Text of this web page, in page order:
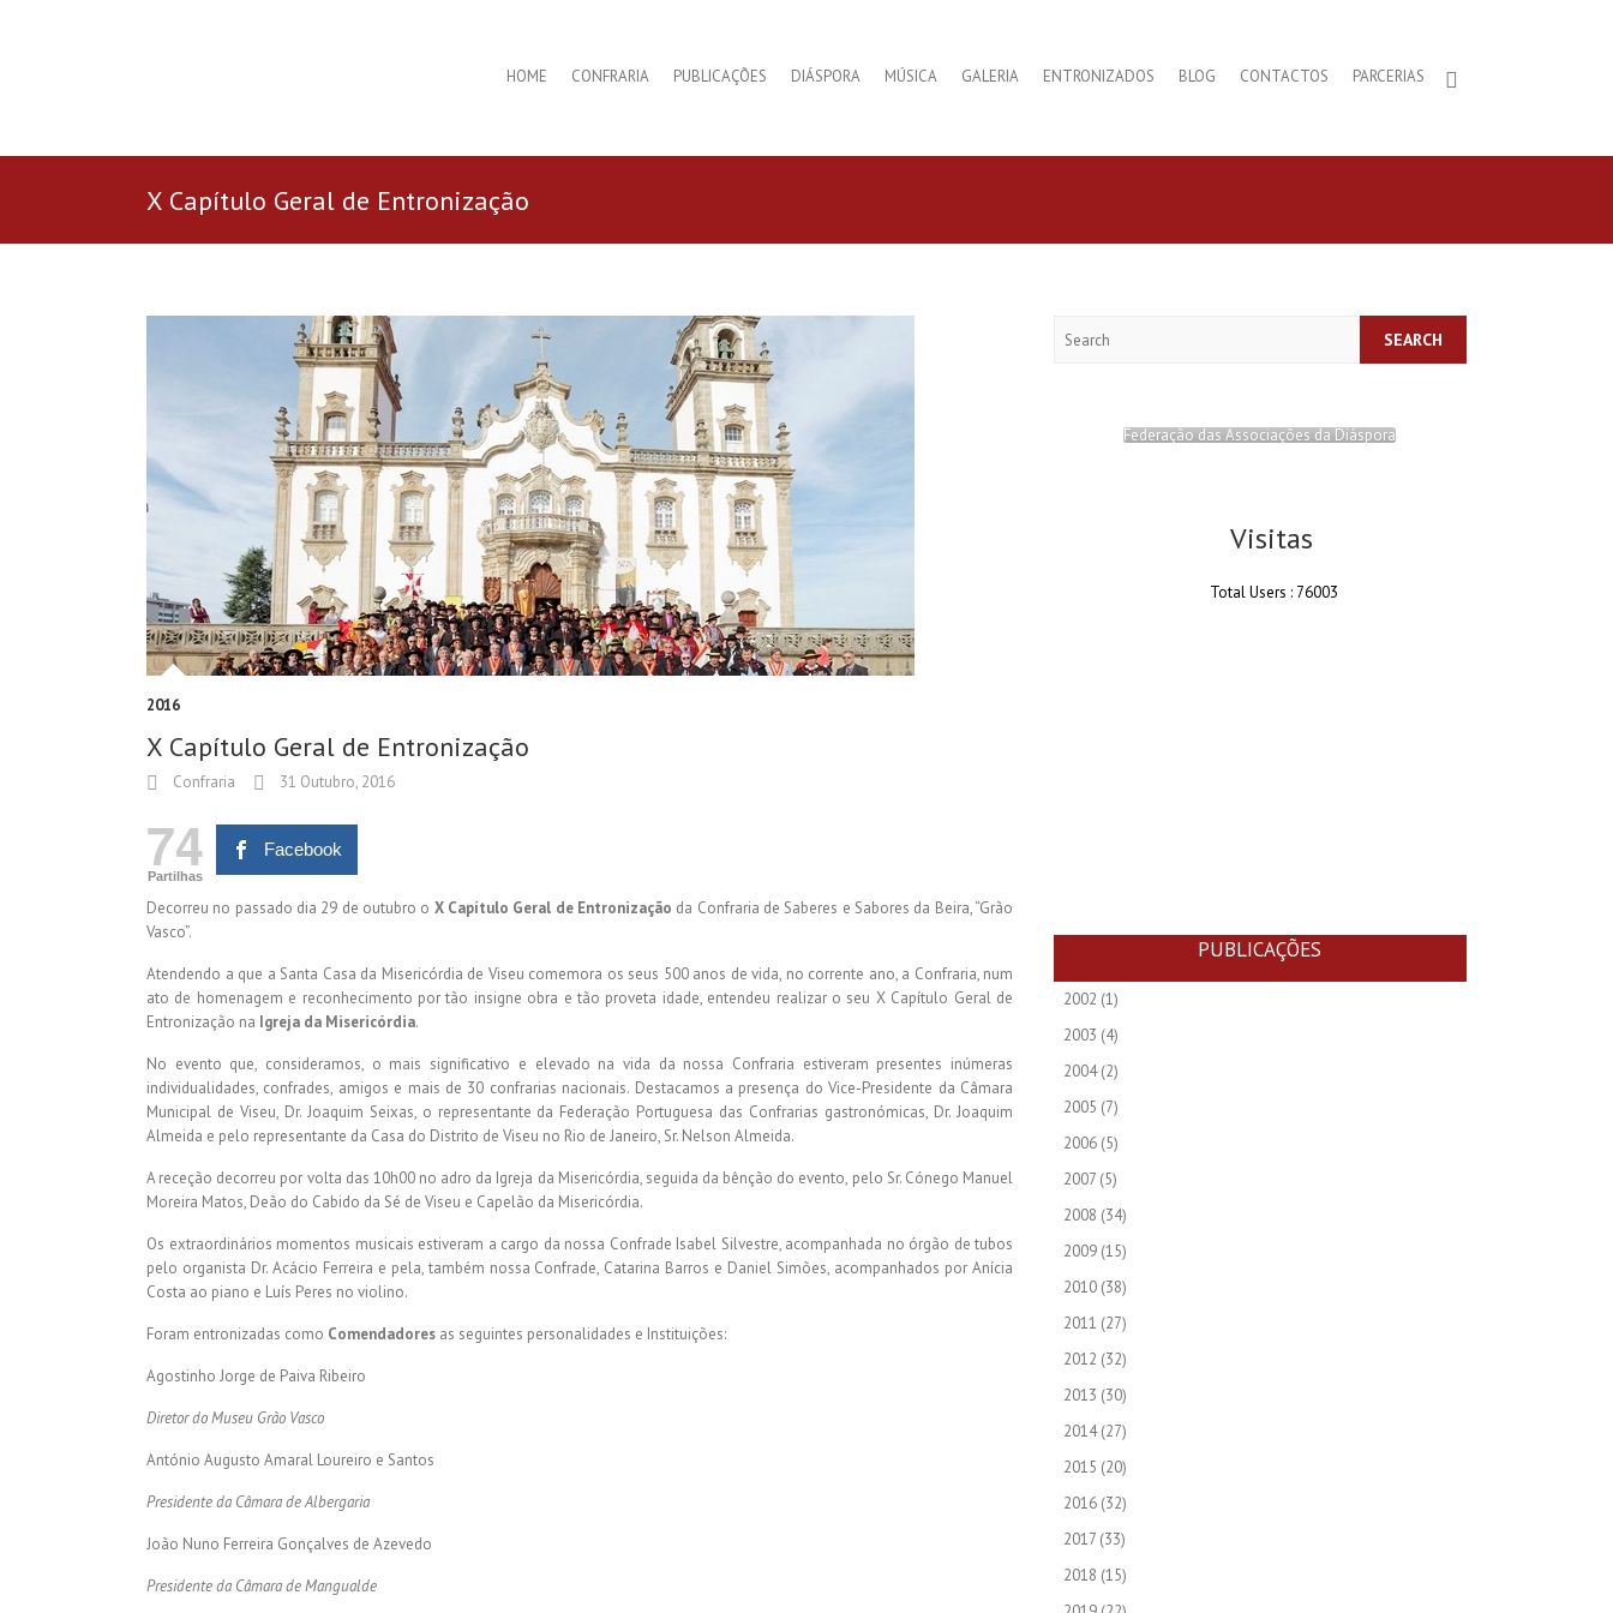
HOME CONFRARIA PUBLICAÇÕES DIÁSPORA MÚSICA GALERIA ENTRONIZADOS BLOG CONTACTOS PARCERIAS
X Capítulo Geral de Entronização
2016
X Capítulo Geral de Entronização
Confraria 31 Outubro, 2016
74
Partilhas
Facebook
Decorreu no passado dia 29 de outubro o X Capítulo Geral de Entronização da Confraria de Saberes e Sabores da Beira, “Grão
Vasco”.
Atendendo a que a Santa Casa da Misericórdia de Viseu comemora os seus 500 anos de vida, no corrente ano, a Confraria, num
ato de homenagem e reconhecimento por tão insigne obra e tão proveta idade, entendeu realizar o seu X Capítulo Geral de
Entronização na Igreja da Misericórdia.
No evento que, consideramos, o mais significativo e elevado na vida da nossa Confraria estiveram presentes inúmeras
individualidades, confrades, amigos e mais de 30 confrarias nacionais. Destacamos a presença do Vice-Presidente da Câmara
Municipal de Viseu, Dr. Joaquim Seixas, o representante da Federação Portuguesa das Confrarias gastronómicas, Dr. Joaquim
Almeida e pelo representante da Casa do Distrito de Viseu no Rio de Janeiro, Sr. Nelson Almeida.
A receção decorreu por volta das 10h00 no adro da Igreja da Misericórdia, seguida da bênção do evento, pelo Sr. Cónego Manuel
Moreira Matos, Deão do Cabido da Sé de Viseu e Capelão da Misericórdia.
Os extraordinários momentos musicais estiveram a cargo da nossa Confrade Isabel Silvestre, acompanhada no órgão de tubos
pelo organista Dr. Acácio Ferreira e pela, também nossa Confrade, Catarina Barros e Daniel Simões, acompanhados por Anícia
Costa ao piano e Luís Peres no violino.
Foram entronizadas como Comendadores as seguintes personalidades e Instituições:
Agostinho Jorge de Paiva Ribeiro
Diretor do Museu Grão Vasco
António Augusto Amaral Loureiro e Santos
Presidente da Câmara de Albergaria
João Nuno Ferreira Gonçalves de Azevedo
Presidente da Câmara de Mangualde
Federação das Associações da Diáspora
Visitas
Total Users : 76003
PUBLICAÇÕES
2002 (1)
2003 (4)
2004(2)
2005 (7)
2006(5)
2007(5)
2008 (34)
2009(15)
2010(38)
2011 (27)
2012 (32)
2013 (30)
2014(27)
2015 (20)
2016(32)
2017(33)
2018 (15)